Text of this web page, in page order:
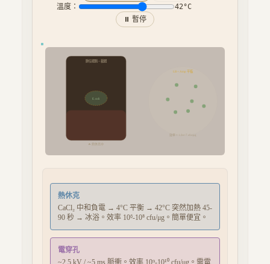
溫度：
42°C
⏸ 暫停
勝任細胞 + 載體
🔥 熱休克中
E. coli
LB + Amp 平板
效率 ≈ 1.0e+7 cfu/μg
熱休克
CaCl₂ 中和負電 → 4°C 平衡 → 42°C 突然加熱 45-
90 秒 → 冰浴。效率 10⁶-10⁸ cfu/μg。簡單便宜。
電穿孔
~2.5 kV / ~5 ms 脈衝。效率 10⁹-10¹⁰ cfu/μg。需電